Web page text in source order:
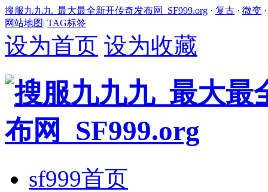
搜服九九九_最大最全新开传奇发布网_SF999.org · 复古 · 微变
网站地图| TAG标签
设为首页 设为收藏
sf999首页